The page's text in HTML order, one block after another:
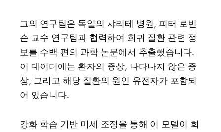
그의 연구팀은 독일의 샤리테 병원, 피터 로빈
슨 교수 연구팀과 협력하여 희귀 질환 관련 정
보를 수백 편의 과학 논문에서 추출했습니다.
이 데이터에는 환자의 증상, 나타나지 않은 증
상, 그리고 해당 질환의 원인 유전자가 포함되
어 있습니다.
강화 학습 기반 미세 조정을 통해 이 모델이 희